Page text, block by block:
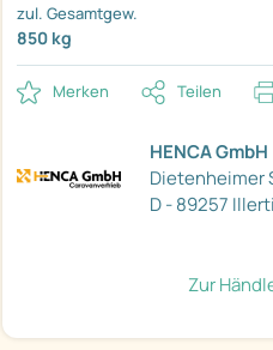
zul. Gesamtgew.
850 kg
Merken Teilen
HENCA GmbH
Dietenheimer
D - 89257
Zur